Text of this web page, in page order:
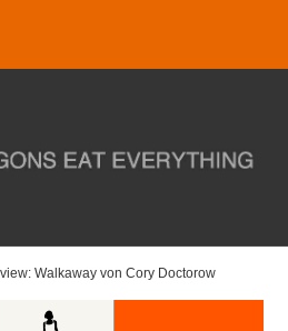
Walkaway von Cory Doctorow